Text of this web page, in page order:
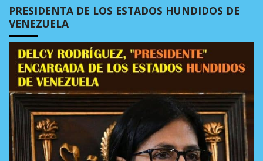
PRESIDENTA DE LOS ESTADOS HUNDIDOS DE
VENEZUELA